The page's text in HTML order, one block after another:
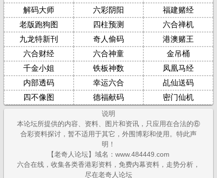
解码大师
六彩阴阳
福建赌经
老版跑狗图
四柱预测
六合禅机
九龙特新刊
奇人偷码
港澳赌王
六合财经
六合神童
金吊桶
千金小姐
铁板神数
凤凰马经
内部透码
幸运六合
乩仙送码
四不像图
德福献码 密门仙机
说明
本论坛所提供的内容、资料、图片和资讯，只应用在合法的⑥
合彩资料探讨，暂不适用于其它，外围博彩和使用。特此声
明！
【老奇人论坛】域名：www.484449.com
六合在线，收集各类香港彩资料，免费内幕资料，走势分析，
尽在老奇人论坛